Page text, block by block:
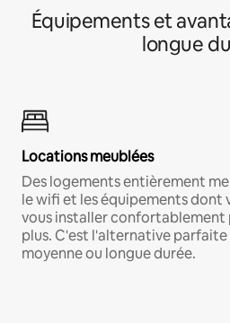
Équipements et
longue
Locations meublées
Des logements entièrement
le wifi et les équipements dont
vous installer confortablement
plus. C'est l'alternative
moyenne ou longue durée.